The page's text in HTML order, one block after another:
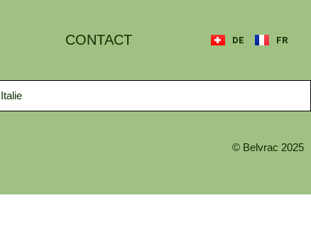
CONTACT DE FR
Italie
© Belvrac 2025